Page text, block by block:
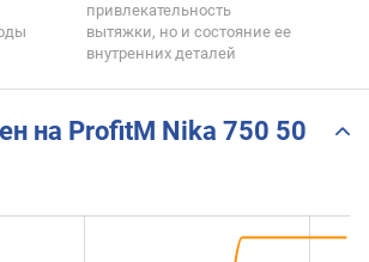
привлекательность
вытяжки, но и состояние ее
внутренних деталей
на ProfitM Nika 750 50